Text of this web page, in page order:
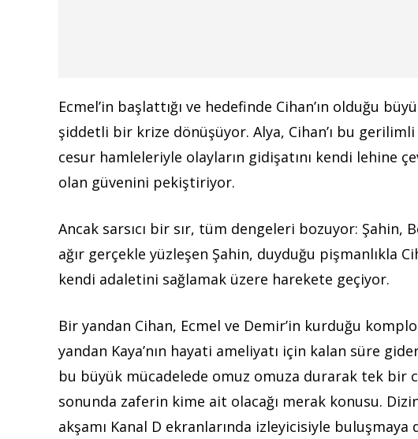
Ecmel’in başlattığı ve hedefinde Cihan’ın olduğu
şiddetli bir krize dönüşüyor. Alya, Cihan’ı bu
cesur hamleleriyle olayların gidişatını kendi lehine
olan güvenini pekiştiriyor.
Ancak sarsıcı bir sır, tüm dengeleri bozuyor: Şahin,
ağır gerçekle yüzleşen Şahin, duyduğu
kendi adaletini sağlamak üzere harekete geçiyor.
Bir yandan Cihan, Ecmel ve Demir’in kurduğu
yandan Kaya’nın hayati ameliyatı için kalan süre
bu büyük mücadelede omuz omuza durarak tek bir
sonunda zaferin kime ait olacağı merak konusu.
akşamı Kanal D ekranlarında izleyicisiyle buluşmaya